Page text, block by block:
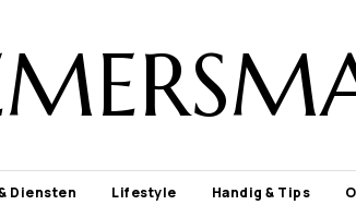
Diensten Lifestyle Handig & Tips